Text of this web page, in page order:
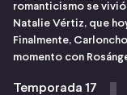
romanticismo se
Natalie Vértiz, que
Finalmente,
momento con
Temporada 17